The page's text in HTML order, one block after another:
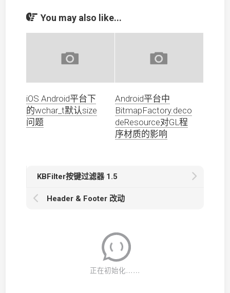
You may also like...
iOS Android平台下
的wchar_t默认size
问题
Android平台中
BitmapFactory.deco
deResource对GL程
序材质的影响
KBFilter按键过滤器 1.5
Header & Footer 改动